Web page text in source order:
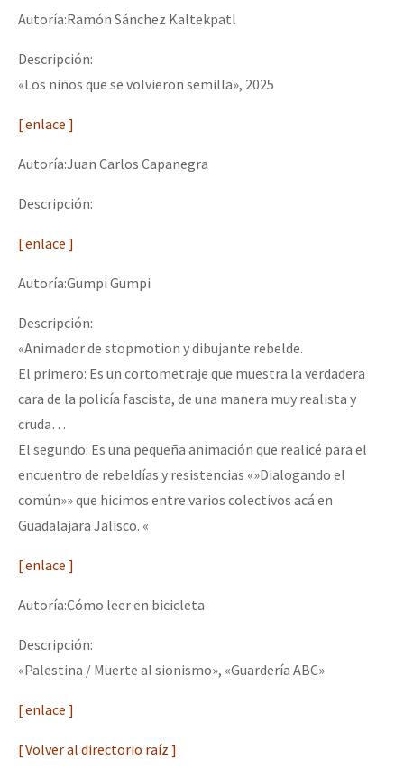
Autoría:Ramón Sánchez Kaltekpatl
Descripción:
«Los niños que se volvieron semilla», 2025
[ enlace ]
Autoría:Juan Carlos Capanegra
Descripción:
[ enlace ]
Autoría:Gumpi Gumpi
Descripción:
«Animador de stopmotion y dibujante rebelde.
El primero: Es un cortometraje que muestra la verdadera
cara de la policía fascista, de una manera muy realista y
cruda…
El segundo: Es una pequeña animación que realicé para el
encuentro de rebeldías y resistencias «»Dialogando el
común»» que hicimos entre varios colectivos acá en
Guadalajara Jalisco. «
[ enlace ]
Autoría:Cómo leer en bicicleta
Descripción:
«Palestina / Muerte al sionismo», «Guardería ABC»
[ enlace ]
[ Volver al directorio raíz ]